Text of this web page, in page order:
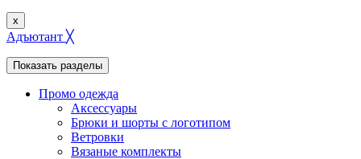
x
Адъютант ╳
Показать разделы
Промо одежда
Аксессуары
Брюки и шорты с логотипом
Ветровки
Вязаные комплекты